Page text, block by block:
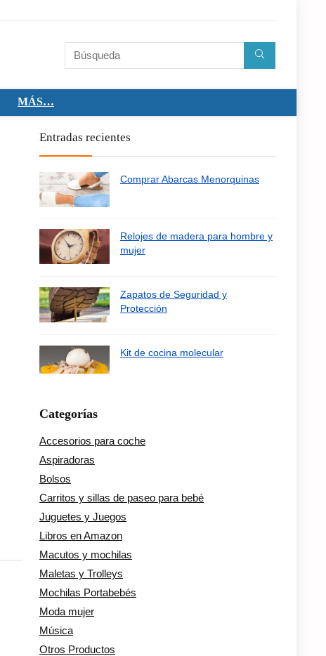
MÁS…
Entradas recientes
Comprar Abarcas Menorquinas
Relojes de madera para hombre y
mujer
Zapatos de Seguridad y
Protección
Kit de cocina molecular
Categorías
Accesorios para coche
Aspiradoras
Bolsos
Carritos y sillas de paseo para bebé
Juguetes y Juegos
Libros en Amazon
Macutos y mochilas
Maletas y Trolleys
Mochilas Portabebés
Moda mujer
Música
Otros Productos